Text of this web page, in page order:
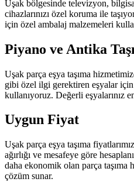
Uşak bölgesinde televizyon,
cihazlarınızı özel koruma ile
için özel ambalaj malzemeleri
Piyano ve Antika
Uşak parça eşya taşıma
gibi özel ilgi gerektiren eşyalar
kullanıyoruz. Değerli eşyalarınız
Uygun Fiyat
Uşak parça eşya taşıma
ağırlığı ve mesafeye göre
daha ekonomik olan parça
çözüm sunar.